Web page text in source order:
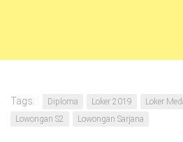
Tags: Diploma Loker 2019 Loker
Lowongan S2
Lowongan Sarjana